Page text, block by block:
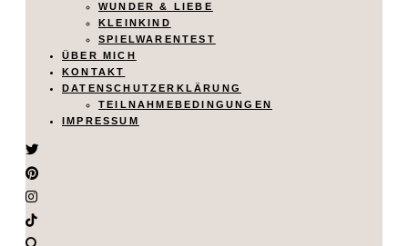
WUNDER & LIEBE
KLEINKIND
SPIELWARENTEST
ÜBER MICH
KONTAKT
DATENSCHUTZERKLÄRUNG
TEILNAHMEBEDINGUNGEN
IMPRESSUM